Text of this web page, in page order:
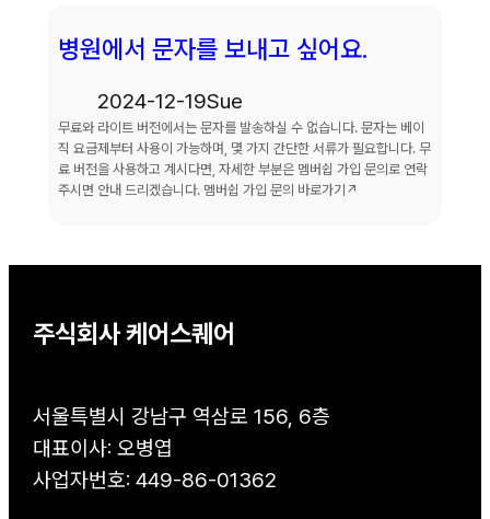
병원에서 문자를 보내고 싶어요.
2024-12-19Sue
무료와 라이트 버전에서는 문자를 발송하실 수 없습니다. 문자는 베이
직 요금제부터 사용이 가능하며, 몇 가지 간단한 서류가 필요합니다. 무
료 버전을 사용하고 계시다면, 자세한 부분은 멤버쉽 가입 문의로 연락
주시면 안내 드리겠습니다. 멤버쉽 가입 문의 바로가기↗
주식회사 케어스퀘어
서울특별시 강남구 역삼로 156, 6층
대표이사: 오병엽
사업자번호: 449-86-01362